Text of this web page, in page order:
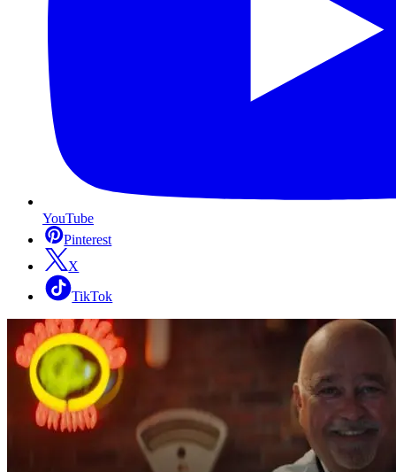
YouTube
Pinterest
X
TikTok